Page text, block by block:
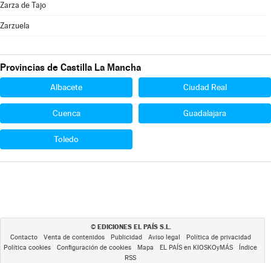
Zarza de Tajo
Zarzuela
Provincias de Castilla La Mancha
Albacete Ciudad Real
Cuenca Guadalajara
Toledo
© EDICIONES EL PAÍS S.L.
Contacto Venta de contenidos Publicidad Aviso legal
Política de privacidad
Política cookies
Configuración de cookies Mapa EL PAÍS en KIOSKOyMÁS
Índice
RSS